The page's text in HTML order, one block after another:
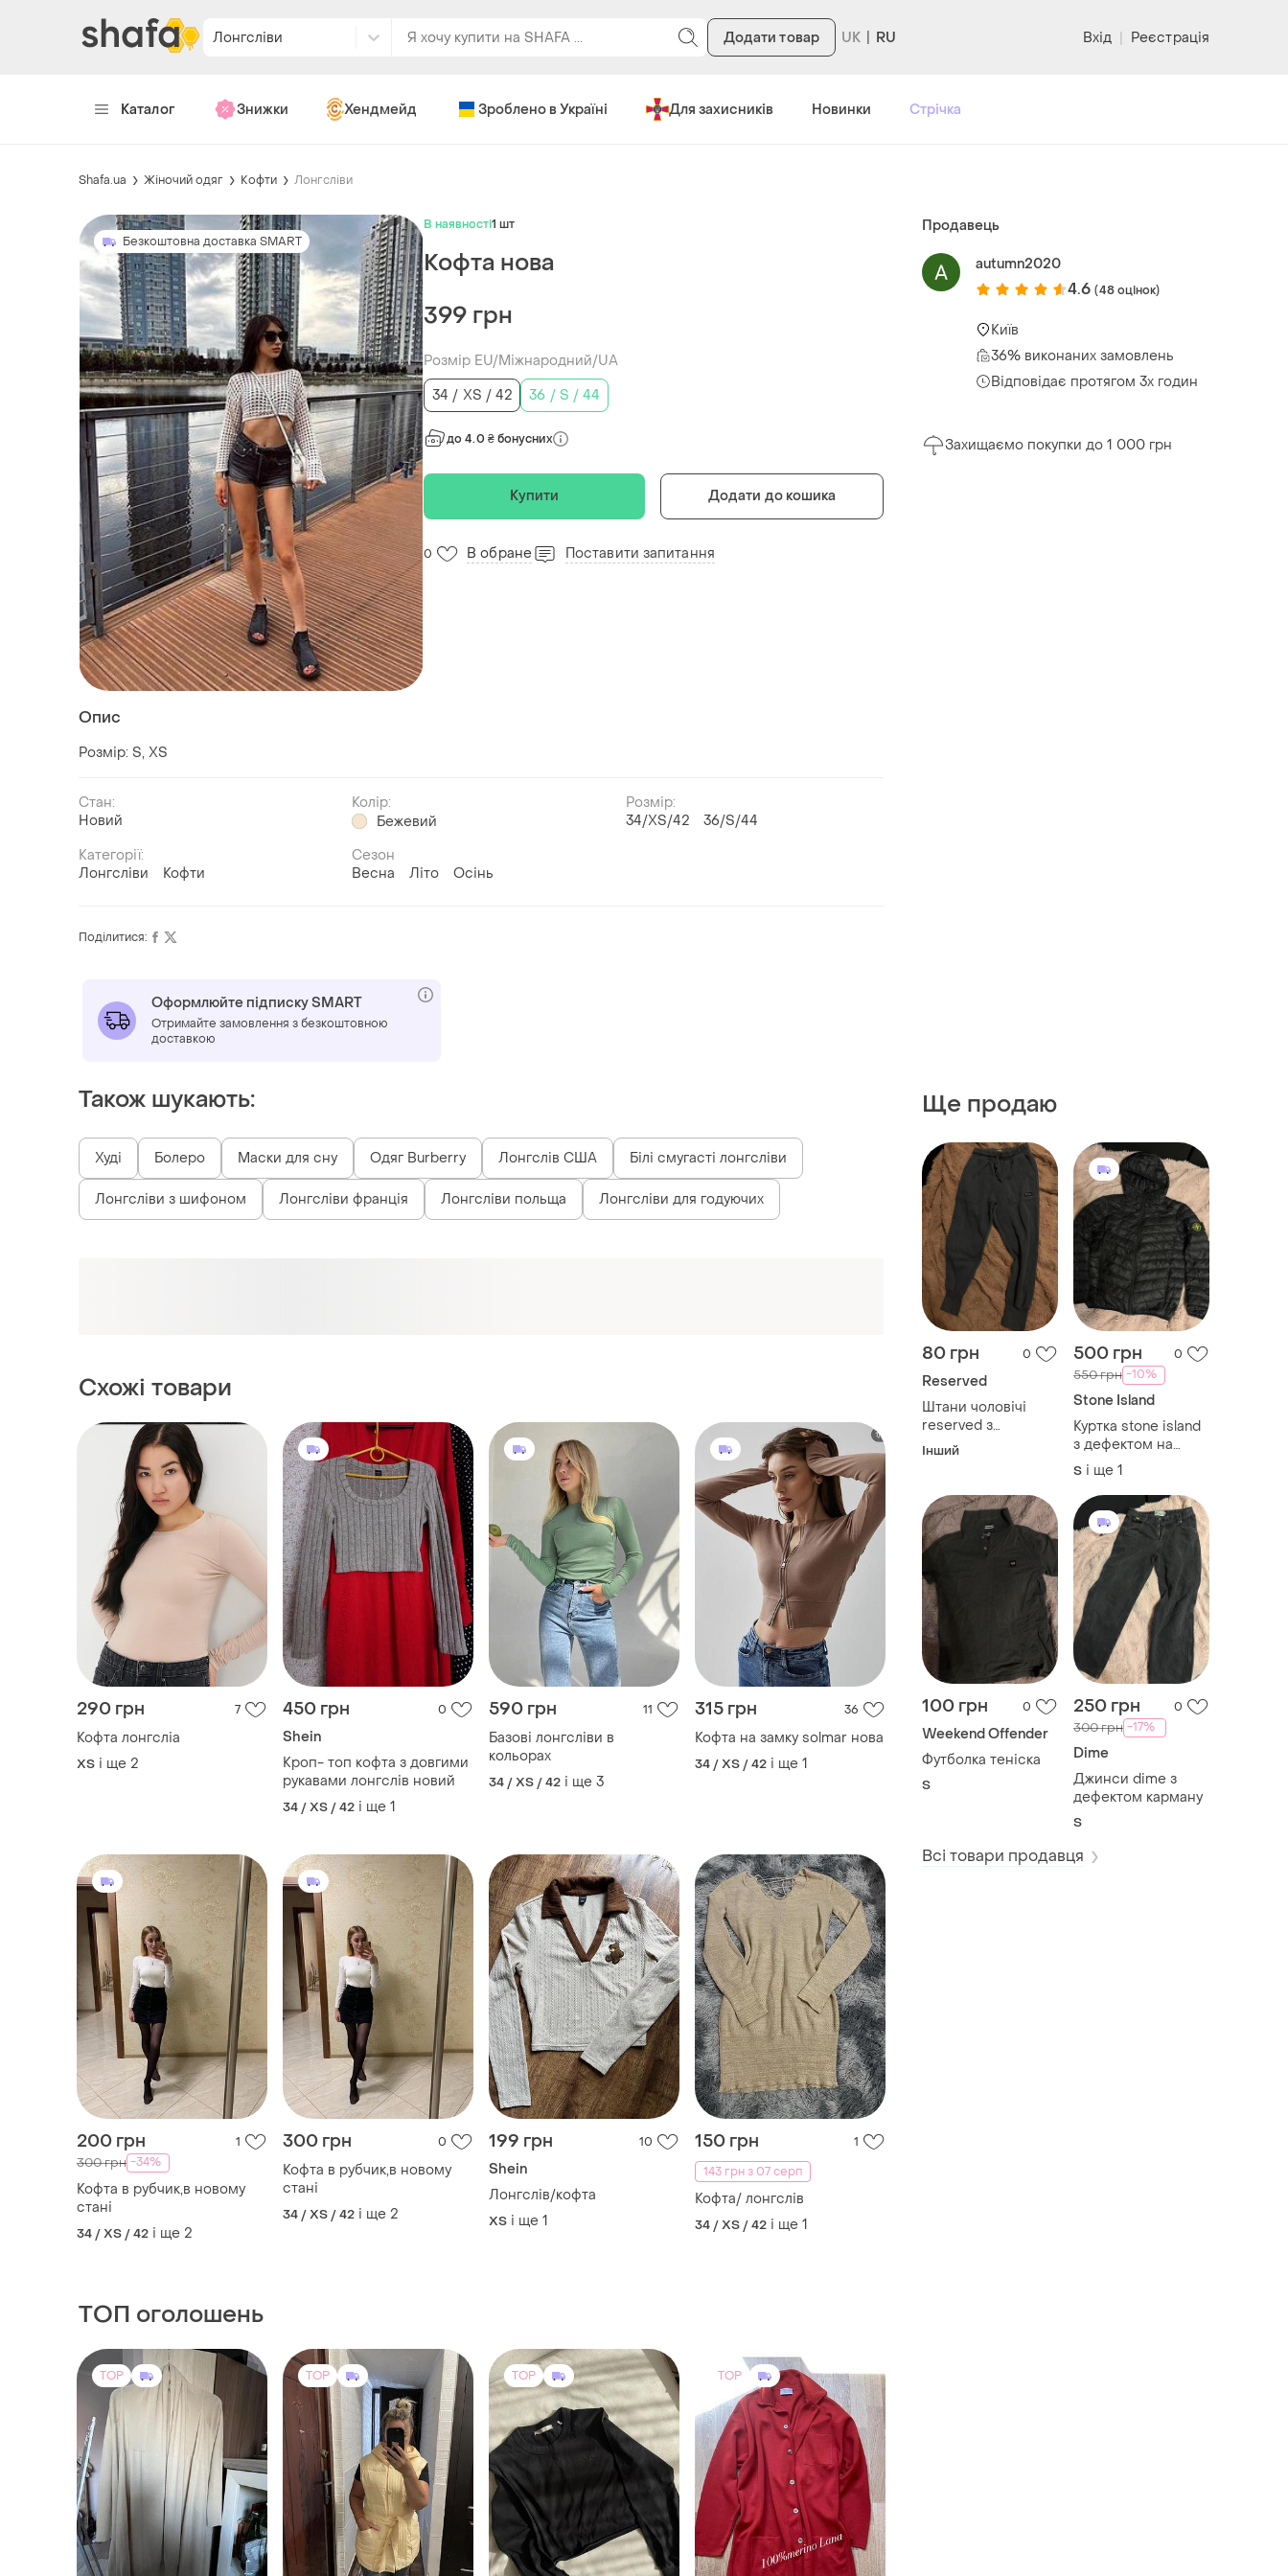
Лонгсліви Додати товар RU Вхід | Реєстрація
Каталог Знижки Хендмейд Зроблено в Україні Для захисників Новинки Стрічка
Shafa.ua Жіночий одяг Кофти Лонгсліви
Безкоштовна доставка SMART
В наявності1 шт
Кофта нова
399 грн
Розмір EU/Міжнародний/UA
34 / XS / 42
36 / S / 44
до 4.0 ₴ бонусних
Купити Додати до кошика
0 В обране Поставити запитання
Опис
Розмір: S, XS
Стан:
Новий
Колір:
Бежевий
Розмір:
34/XS/42
36/S/44
Категорії:
Лонгсліви
Кофти
Сезон
Весна
Літо Осінь
Продавець
autumn2020
4.6 (48 оцінок)
Київ
36% виконаних замовлень
Відповідає протягом 3х годин
Захищаємо покупки до 1 000 грн
Ще продаю
80 грн 0
Reserved
Штани чоловічі
reserved з
дефектом
Інший
500 грн 0
550 грн -10%
Stone Island
Куртка stone island
з дефектом на
спині
S і ще 1
100 грн 0
Weekend Offender
Футболка теніска
S
250 грн 0
300 грн -17%
Dime
Джинси dime з
дефектом карману
S
Всі товари продавця
Поділитися:
Оформлюйте підписку SMART
Отримайте замовлення з безкоштовною
доставкою
Також шукають:
Худі Болеро Маски для сну Одяг Burberry Лонгслів США Білі смугасті лонгсліви
Лонгсліви з шифоном Лонгсліви франція Лонгсліви польща Лонгсліви для годуючих
290 грн
Кофта лонгсліа
і ще
450 грн 0
Shein
Кроп- топ кофта з довгими
рукавами лонгслів новий
34 / XS / 42 і ще 1
590 грн 11
Базові лонгсліви в
кольорах
34 / XS / 42 і ще 3
36
Кофта на замку solmar нова
34 / XS / 42 і ще 1
200 грн 1
300 грн -34%
Кофта в рубчик,в новому
стані
34 / XS / 42 і ще 2
300 грн 0
Кофта в рубчик,в новому
стані
34 / XS / 42 і ще 2
199 грн 10
Shein
Лонгслів/кофта
ХS і ще 1
150 грн
1
143 грн з 07 серп
Кофта/ лонгслів
34 / XS / 42 і ще 1
ТОП оголошень
1200 грн 0
Ralph Lauren
560 грн 1
620 грн -10%
Жіноча желетка
1200 грн 0
Kith
1350 грн
Andrea Fenzi